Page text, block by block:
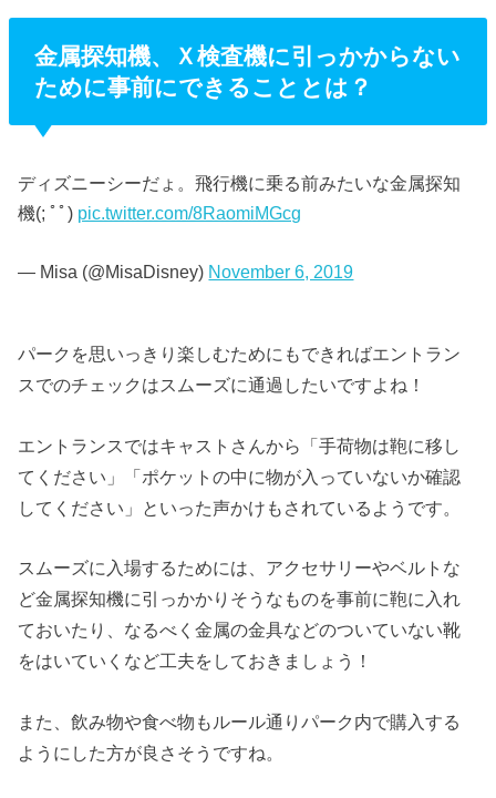
金属探知機、Ｘ検査機に引っかからない
ために事前にできることとは？
ディズニーシーだょ。飛行機に乗る前みたいな金属探知
機(; ﾟﾟ) pic.twitter.com/8RaomiMGcg
— Misa (@MisaDisney) November 6, 2019
パークを思いっきり楽しむためにもできればエントラン
スでのチェックはスムーズに通過したいですよね！
エントランスではキャストさんから「手荷物は鞄に移し
てください」「ポケットの中に物が入っていないか確認
してください」といった声かけもされているようです。
スムーズに入場するためには、アクセサリーやベルトな
ど金属探知機に引っかかりそうなものを事前に鞄に入れ
ておいたり、なるべく金属の金具などのついていない靴
をはいていくなど工夫をしておきましょう！
また、飲み物や食べ物もルール通りパーク内で購入する
ようにした方が良さそうですね。